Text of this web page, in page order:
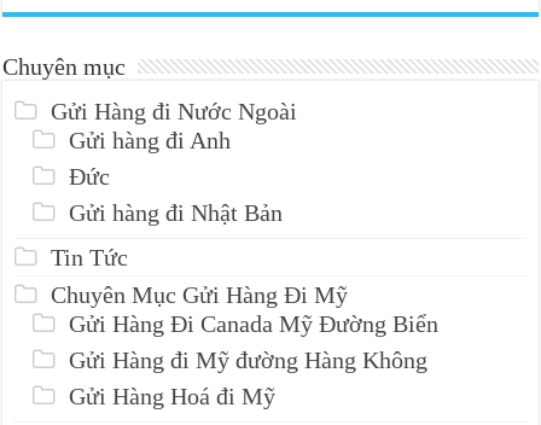
Chuyên mục
Gửi Hàng đi Nước Ngoài
Gửi hàng đi Anh
Đức
Gửi hàng đi Nhật Bản
Tin Tức
Chuyên Mục Gửi Hàng Đi Mỹ
Gửi Hàng Đi Canada Mỹ Đường Biển
Gửi Hàng đi Mỹ đường Hàng Không
Gửi Hàng Hoá đi Mỹ